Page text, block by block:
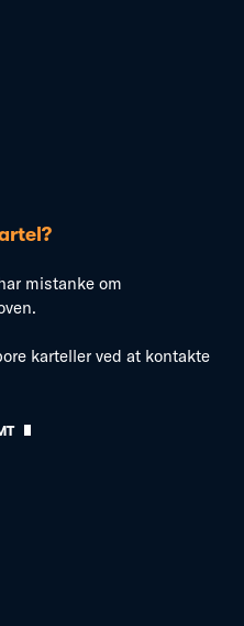
mistanke om
karteller ved at kontakte